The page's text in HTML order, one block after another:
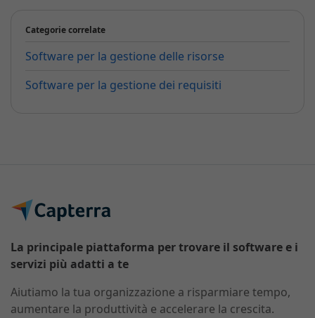
Categorie correlate
Software per la gestione delle risorse
Software per la gestione dei requisiti
La principale piattaforma per trovare il software e i
servizi più adatti a te
Aiutiamo la tua organizzazione a risparmiare tempo,
aumentare la produttività e accelerare la crescita.